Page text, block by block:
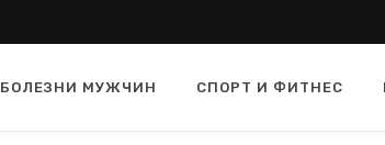
БОЛЕЗНИ МУЖЧИН СПОРТ И ФИТНЕС